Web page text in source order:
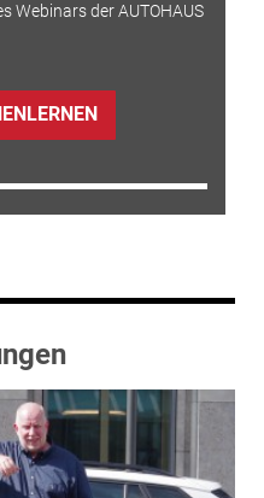
Webinars der AUTOHAUS